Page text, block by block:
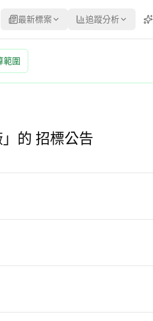
最新標案 追蹤分析
範圍
的 招標公告